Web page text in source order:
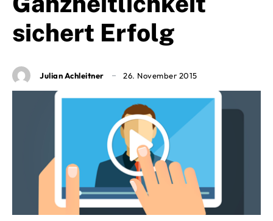
sichert Erfolg
Julian Achleitner 26. November 2015